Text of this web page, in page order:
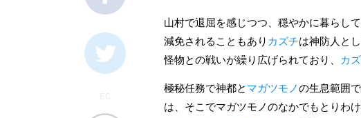
山村で退屈を感じつつ、穏やかに暮らし
減免されることもあり カズチは神防人と
怪物との戦いが繰り広げられており、
カ
極秘任務で神都と マガツモノの生息範囲
は、そこでマガツモノのなかでもとりわ